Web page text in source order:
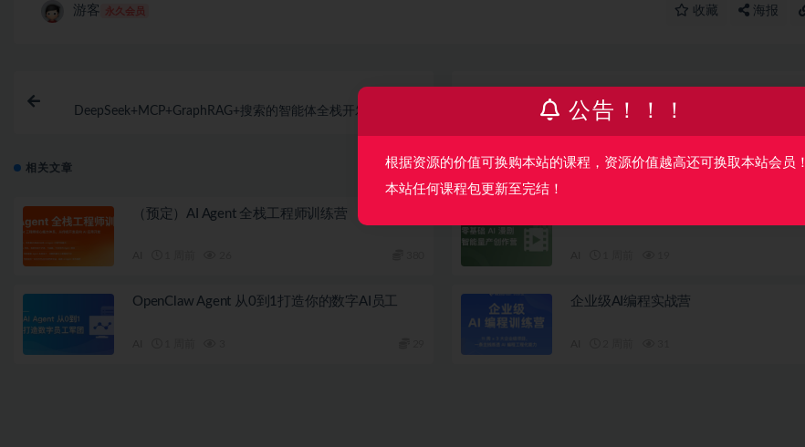
游客 永久会员 收藏 海报
DeepSeek+MCP+GraphRAG+搜索的智能体全栈开发（完结） 优点知识-DevOps 训练营第5期
相关文章
（预定）AI Agent 全栈工程师训练营
OpenClaw Agent 从0到1打造你的数字AI员工 企业级AI编程实战营
公告！！！
根据资源的价值可换购本站的课程，资源价值越高还可换取本站会员！
本站任何课程包更新至完结！